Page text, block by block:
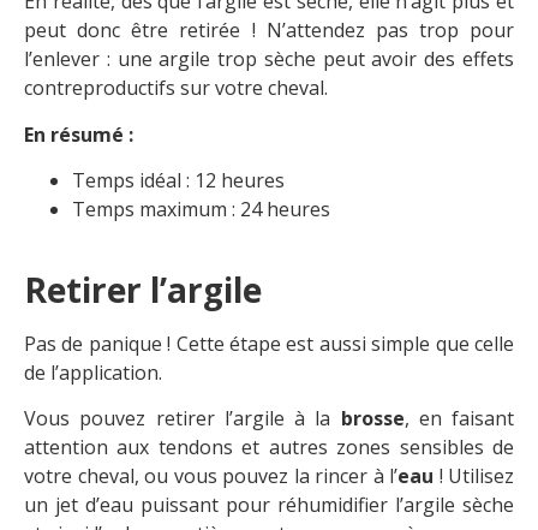
peut donc être retirée ! N’attendez pas trop pour
l’enlever : une argile trop sèche peut avoir des effets
contreproductifs sur votre cheval.
En résumé :
Temps idéal : 12 heures
Temps maximum : 24 heures
Retirer l’argile
Pas de panique ! Cette étape est aussi simple que celle
de l’application.
Vous pouvez retirer l’argile à la brosse, en faisant
attention aux tendons et autres zones sensibles de
votre cheval, ou vous pouvez la rincer à l’eau ! Utilisez
un jet d’eau puissant pour réhumidifier l’argile sèche